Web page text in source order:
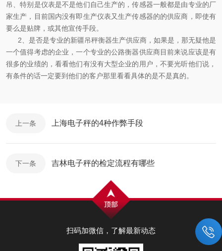
吊、特别是仪表是不是他们自己生产的，传感器一般都是由专业的厂
家生产，目前国内没有即生产仪表又生产传感器的的供应商，即使有
要么是贴牌，或其他宣传手段。
2、是否是专业的新疆吊秤衡器生产供应商，如果是，那无疑他是
一个值得考虑的企业，一个专业的公路衡器供应商目前来说应该是有
很多的业绩的，看看他们有没有大型企业的用户，不要光听他们说，
有条件的话一定要到他们的客户那里看看具体的是不是真的。
上一条 上海电子秤的4种作弊手段
下一条 吉林电子秤的检定流程有哪些
扫码加微信，了解最新动态